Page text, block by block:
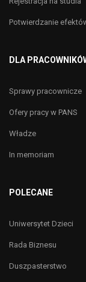
Potwierdzanie
DLA
Sprawy pracownicze
Ofery pracy w PANS
Władze
In memoriam
POLECANE
Uniwersytet Dzieci
Rada Biznesu
Duszpasterstwo